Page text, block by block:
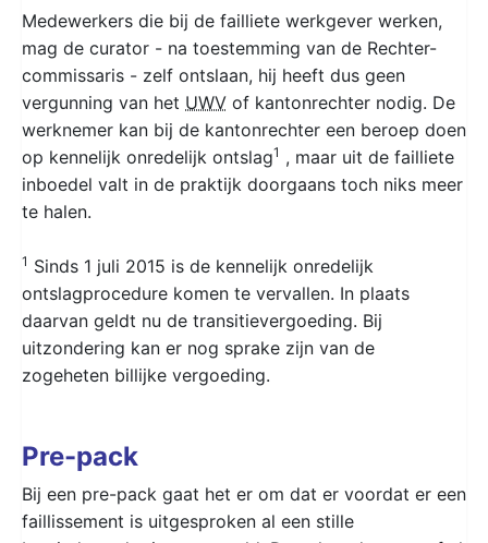
Medewerkers die bij de failliete werkgever werken,
mag de curator - na toestemming van de Rechter-
commissaris - zelf ontslaan, hij heeft dus geen
vergunning van het UWV of kantonrechter nodig. De
werknemer kan bij de kantonrechter een beroep doen
op kennelijk onredelijk ontslag1 , maar uit de failliete
inboedel valt in de praktijk doorgaans toch niks meer
te halen.
1 Sinds 1 juli 2015 is de kennelijk onredelijk
ontslagprocedure komen te vervallen. In plaats
daarvan geldt nu de transitievergoeding. Bij
uitzondering kan er nog sprake zijn van de
zogeheten billijke vergoeding.
Pre-pack
Bij een pre-pack gaat het er om dat er voordat er een
faillissement is uitgesproken al een stille